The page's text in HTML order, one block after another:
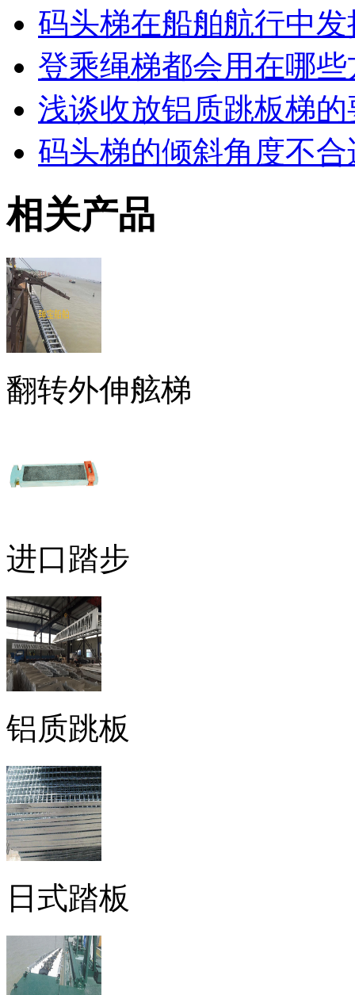
码头梯在船舶航行中
登乘绳梯都会用在哪些
浅谈收放铝质跳板梯的
码头梯的倾斜角度不
相关产品
翻转外伸舷梯
进口踏步
铝质跳板
日式踏板